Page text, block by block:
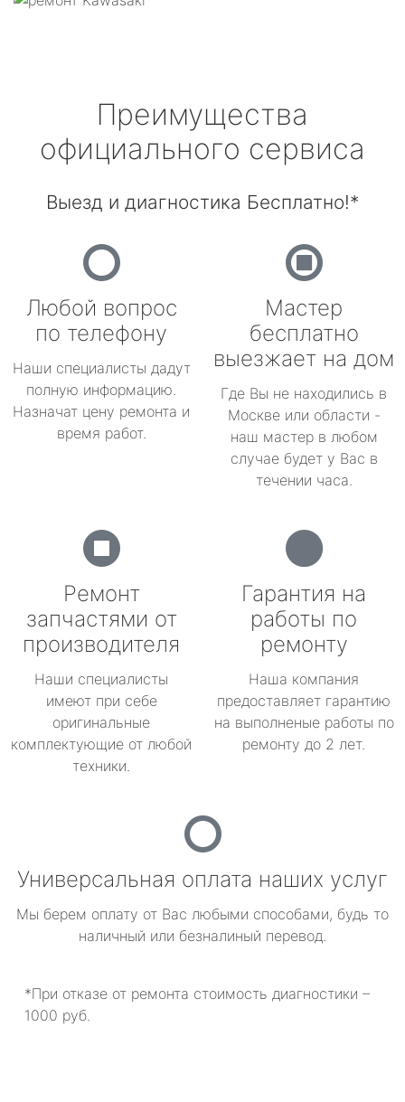
Преимущества
официального сервиса
Выезд и диагностика Бесплатно!*
Любой вопрос
по телефону
Наши специалисты дадут
полную информацию.
Назначат цену ремонта и
время работ.
Мастер
бесплатно
выезжает на дом
Где Вы не находились в
Москве или области -
наш мастер в любом
случае будет у Вас в
течении часа.
Ремонт
запчастями от
производителя
Наши специалисты
имеют при себе
оригинальные
комплектующие от любой
техники.
Гарантия на
работы по
ремонту
Наша компания
предоставляет гарантию
на выполненые работы по
ремонту до 2 лет.
Универсальная оплата наших услуг
Мы берем оплату от Вас любыми способами, будь то
наличный или безналиный перевод.
*При отказе от ремонта стоимость диагностики –
1000 руб.